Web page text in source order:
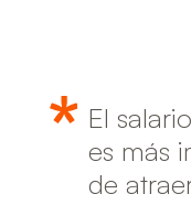
El
es más
de